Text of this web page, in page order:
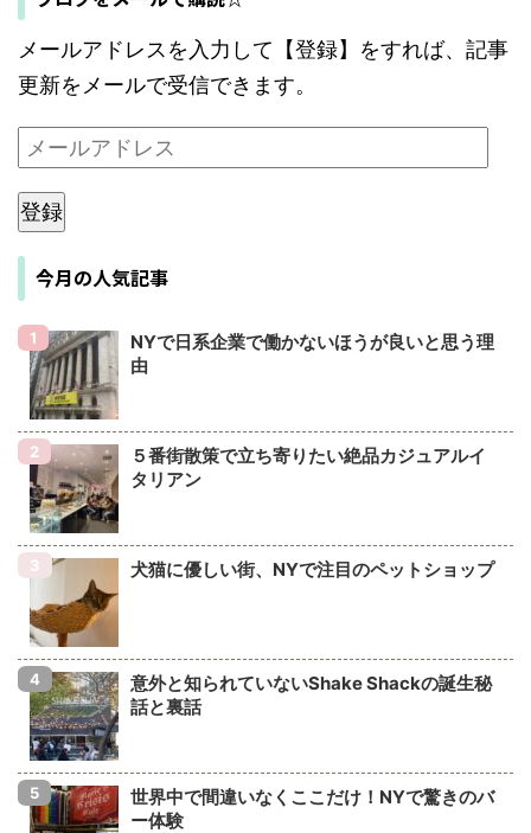
メールアドレスを入力して【登録】をすれば、記事
更新をメールで受信できます。
登録
今月の人気記事
NYで日系企業で働かないほうが良いと思う理
由
５番街散策で立ち寄りたい絶品カジュアルイ
タリアン
犬猫に優しい街、NYで注目のペットショップ
意外と知られていないShake Shackの誕生秘
話と裏話
世界中で間違いなくここだけ！NYで驚きのバ
ー体験